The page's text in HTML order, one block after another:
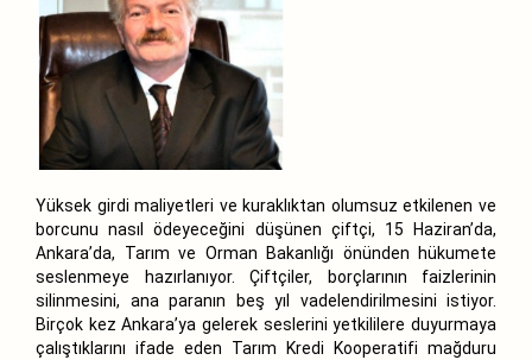
Yüksek girdi maliyetleri ve kuraklıktan olumsuz etkilenen ve
borcunu nasıl ödeyeceğini düşünen çiftçi, 15 Haziran’da,
Ankara’da, Tarım ve Orman Bakanlığı önünden hükumete
seslenmeye hazırlanıyor. Çiftçiler, borçlarının faizlerinin
silinmesini, ana paranın beş yıl vadelendirilmesini istiyor.
Birçok kez Ankara’ya gelerek seslerini yetkililere duyurmaya
çalıştıklarını ifade eden Tarım Kredi Kooperatifi mağduru